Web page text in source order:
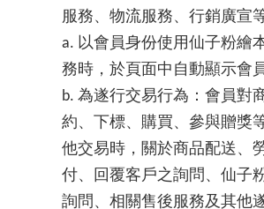
服務、物流服務、行銷廣宣
a. 以會員身份使用仙子粉繪
務時，於頁面中自動顯示會
b. 為遂行交易行為：會員對
約、下標、購買、參與贈獎
他交易時，關於商品配送、
付、回覆客戶之詢問、仙子
詢問、相關售後服務及其他